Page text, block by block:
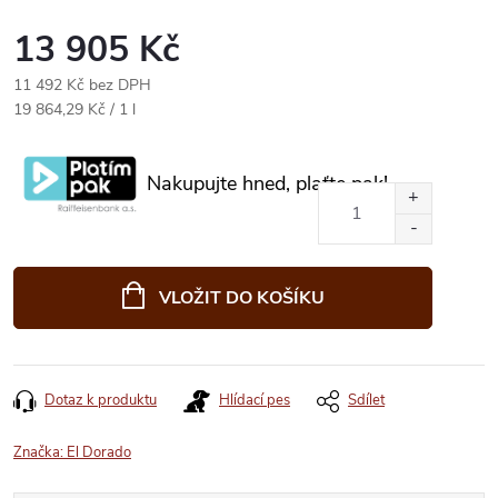
13 905 Kč
11 492 Kč bez DPH
Měrná
19 864,29 Kč / 1 l
Nakupujte hned, plaťte pak!
VLOŽIT DO KOŠÍKU
Dotaz k produktu Hlídací pes Sdílet
Značka: El Dorado